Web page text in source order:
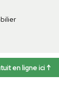
en ligne ici ↑